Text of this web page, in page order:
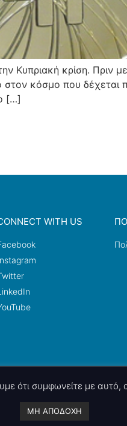
Κυπριακή κρίση. Πριν
κόσμο που
[…]
WITH US
ltd . Powered by
ότι συμφωνείτε με
ΜΗ ΑΠΟΔΟΧΗ